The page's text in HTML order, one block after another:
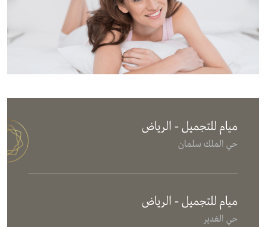
ميام للتجميل - الرياض
حي الملك سلمان
ميام للتجميل - الرياض
حي الغدير